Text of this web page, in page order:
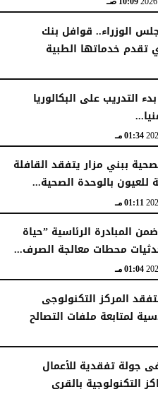
الوزراء.. قوافل بنك
تقدم خدماتها الطبية
التدريب على البكالوريا
01:34 مـ
ببني مزار يتفقد القافلة
للعيون بالوحدة الصحية...
01:11 مـ
المبادرة الرئاسية ”حياة
محطات معالجة الصرف...
01:04 مـ
المركز التكنولوجى
لمتابعة ملفات التصالح
جولة تفقدية للأعمال
التكنولوجية بالقرى